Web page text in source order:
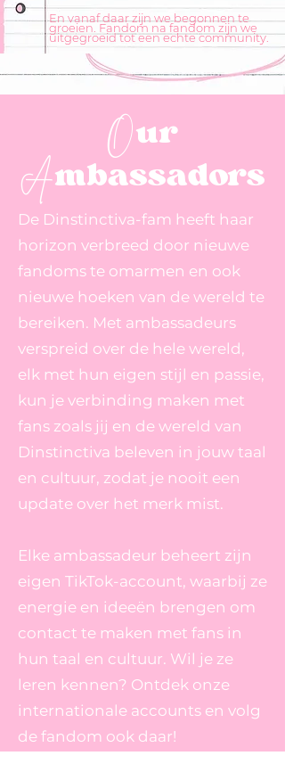
En vanaf daar zijn we begonnen te
groeien. Fandom na fandom zijn we
uitgegroeid tot een echte community.
Our
Ambassadors
De Dinstinctiva-fam heeft haar
horizon verbreed door nieuwe
fandoms te omarmen en ook
nieuwe hoeken van de wereld te
bereiken. Met ambassadeurs
verspreid over de hele wereld,
elk met hun eigen stijl en passie,
kun je verbinding maken met
fans zoals jij en de wereld van
Dinstinctiva beleven in jouw taal
en cultuur, zodat je nooit een
update over het merk mist.
Elke ambassadeur beheert zijn
eigen TikTok-account, waarbij ze
energie en ideeën brengen om
contact te maken met fans in
hun taal en cultuur. Wil je ze
leren kennen? Ontdek onze
internationale accounts en volg
de fandom ook daar!